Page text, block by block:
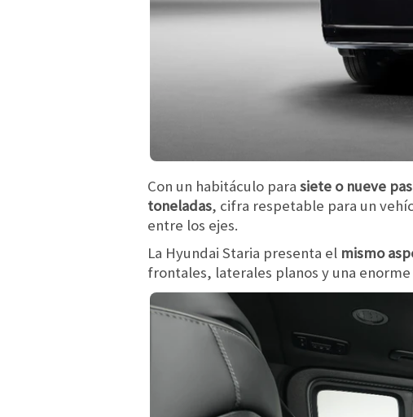
Con un habitáculo para siete o nueve
toneladas, cifra respetable para un
entre los ejes.
La Hyundai Staria presenta el mismo
frontales, laterales planos y una